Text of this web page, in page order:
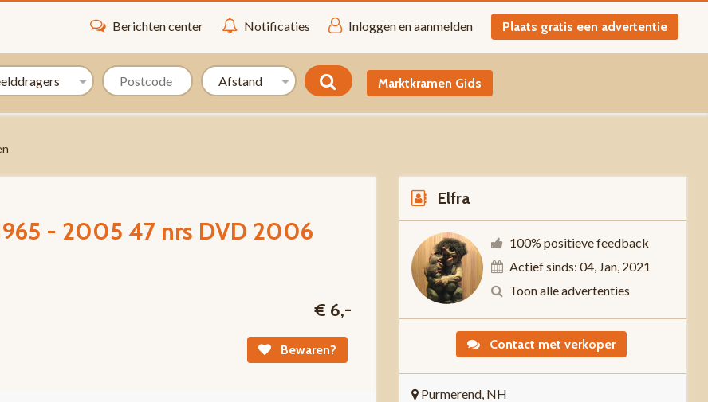
Berichten center Notificaties Inloggen en aanmelden Plaats gratis een advertentie
Marktkramen Gids
- 2005 47 nrs DVD 2006
€ 6,-
Bewaren?
Elfra
100% positieve feedback
Actief sinds: 04, Jan, 2021
Toon alle advertenties
Contact met verkoper
Purmerend, NH